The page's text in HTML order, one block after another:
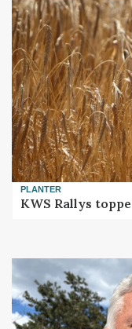
PLANTER
KWS Rallys